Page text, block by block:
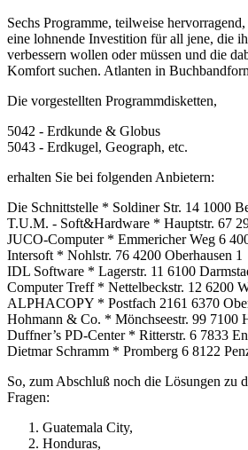
Sechs Programme, teilweise
eine lohnende Investition für all jene, die
verbessern wollen oder müssen und die
Komfort suchen. Atlanten in
Die vorgestellten Programmdisketten,
5042 - Erdkunde & Globus
5043 - Erdkugel, Geograph, etc.
erhalten Sie bei folgenden Anbietern:
Die Schnittstelle * Soldiner Str. 14 1000
T.U.M. - Soft&Hardware * Hauptstr. 67
JUCO-Computer * Emmericher Weg 6
Intersoft * Nohlstr. 76 4200 Oberhausen 1
IDL Software * Lagerstr. 11 6100
Computer Treff * Nettelbeckstr. 12 6200
ALPHACOPY * Postfach 2161 6370
Hohmann & Co. * Mönchseestr. 99 7100
Duffner’s PD-Center * Ritterstr. 6 7833
Dietmar Schramm * Promberg 6 8122
So, zum Abschluß noch die Lösungen zu
Fragen:
Guatemala City,
Honduras,